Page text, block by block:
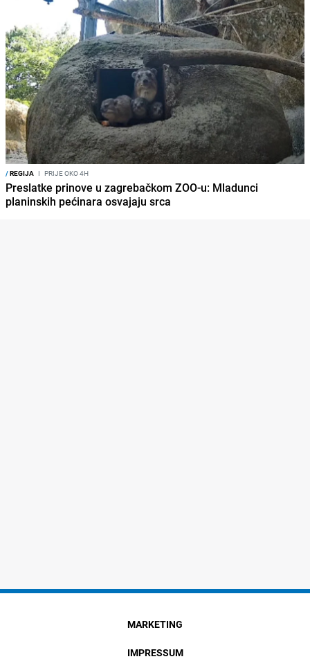
/REGIJA I PRIJE OKO 4H
Preslatke prinove u zagrebačkom ZOO-u: Mladunci
planinskih pećinara osvajaju srca
MARKETING
IMPRESSUM